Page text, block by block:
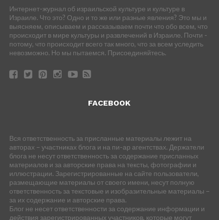
Интернет-журнал об израильской культуре и культуре в
Израиле. Что это? Одно и то же или разные явления? Это мы и
выясняем, описываем и рассказываем почти что обо всем, что
происходит в мире культуры и развлечений в Израиле. Почти -
потому, что происходит всего так много, что за всем уследить
невозможно. Но мы пытаемся. Присоединяйтесь.
FACEBOOK
Вся ответственность за присланные материалы лежит на
авторах – участниках блога и на пи-ар агентствах. Держатели
блога не несут ответственность за содержание присланных
материалов и за авторские права на тексты, фотографии и
иллюстрации. Зарегистрированные на сайте пользователи,
размещающие материалы от своего имени, несут полную
ответственность за текстовые и изобразительные материалы –
за их содержание и авторские права.
Блог не несет ответственности за содержание информации и
действия зарегистрированных участников, которые могут